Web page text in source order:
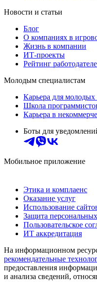
Новости и статьи
Блог
О компаниях в
Жизнь в компании
ИТ-проекты
Рейтинг
Молодым специалистам
Карьера для молодых
Школа
Карьера в
Боты для
Мобильное приложение
Этика и комплаенс
Оказание услуг
Использование
Защита
Пользовательское
ИТ аккредитация
На информационном
рекомендательные
предоставления
и анализа сведений,